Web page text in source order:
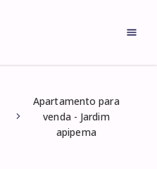
Apartamento para
venda - Jardim
apipema